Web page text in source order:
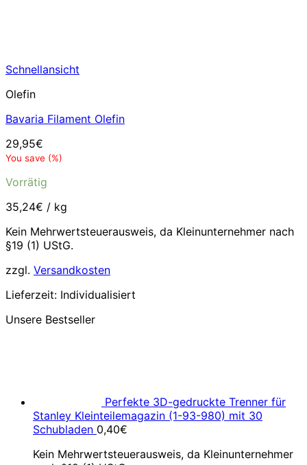
Schnellansicht
Olefin
Bavaria Filament Olefin
29,95€
You save (%)
Vorrätig
35,24€ / kg
Kein Mehrwertsteuerausweis, da Kleinunternehmer nach
§19 (1) UStG.
zzgl. Versandkosten
Lieferzeit: Individualisiert
Unsere Bestseller
Perfekte 3D-gedruckte Trenner für
Stanley Kleinteilemagazin (1-93-980) mit 30
Schubladen 0,40€
Kein Mehrwertsteuerausweis, da Kleinunternehmer